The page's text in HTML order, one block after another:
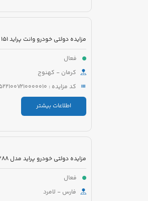
فعال
کرمان - کهنوج
کد مزایده : 5221007210000010
اطلاعات بیشتر
فعال
فارس - لامرد